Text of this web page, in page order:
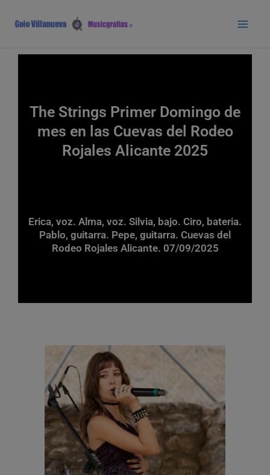
contenido
The Strings Primer Domingo de
mes en las Cuevas del Rodeo
Rojales Alicante 2025
Erica, voz. Alma, voz. Silvia, bajo. Ciro, bateria.
Pablo, guitarra. Pepe, guitarra. Cuevas del
Rodeo Rojales Alicante. 07/09/2025